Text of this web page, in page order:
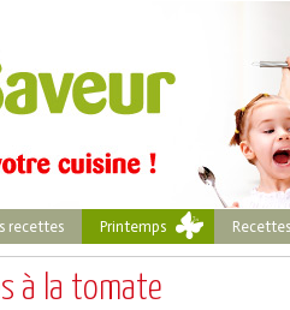
recettes Printemps
à la tomate